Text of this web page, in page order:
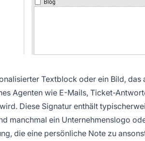
Textblock oder ein Bild, das
Agenten wie E-Mails, Ticket-
Diese Signatur enthält
manchmal ein Unternehmenslogo
die eine persönliche Note zu